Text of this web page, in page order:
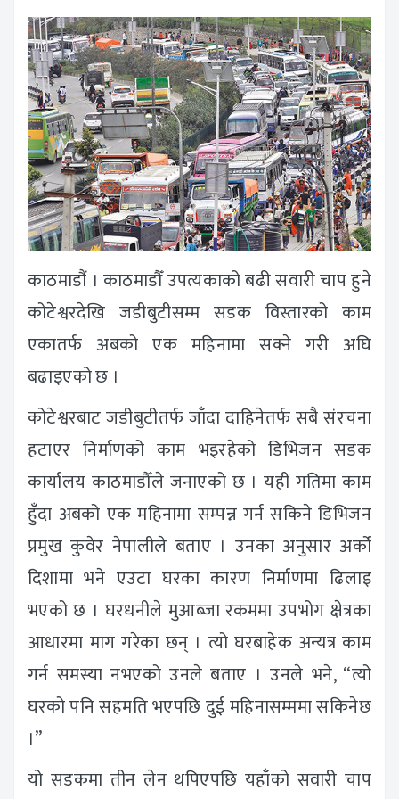
काठमाडौं । काठमाडौँ उपत्यकाको बढी सवारी चाप हुने
कोटेश्वरदेखि जडीबुटीसम्म सडक विस्तारको काम
एकातर्फ अबको एक महिनामा सक्ने गरी अघि
बढाइएको छ ।
कोटेश्वरबाट जडीबुटीतर्फ जाँदा दाहिनेतर्फ सबै संरचना
हटाएर निर्माणको काम भइरहेको डिभिजन सडक
कार्यालय काठमाडौँले जनाएको छ । यही गतिमा काम
हुँदा अबको एक महिनामा सम्पन्न गर्न सकिने डिभिजन
प्रमुख कुवेर नेपालीले बताए । उनका अनुसार अर्को
दिशामा भने एउटा घरका कारण निर्माणमा ढिलाइ
भएको छ । घरधनीले मुआब्जा रकममा उपभोग क्षेत्रका
आधारमा माग गरेका छन् । त्यो घरबाहेक अन्यत्र काम
गर्न समस्या नभएको उनले बताए । उनले भने, “त्यो
घरको पनि सहमति भएपछि दुई महिनासम्ममा सकिनेछ
।”
यो सडकमा तीन लेन थपिएपछि यहाँको सवारी चाप